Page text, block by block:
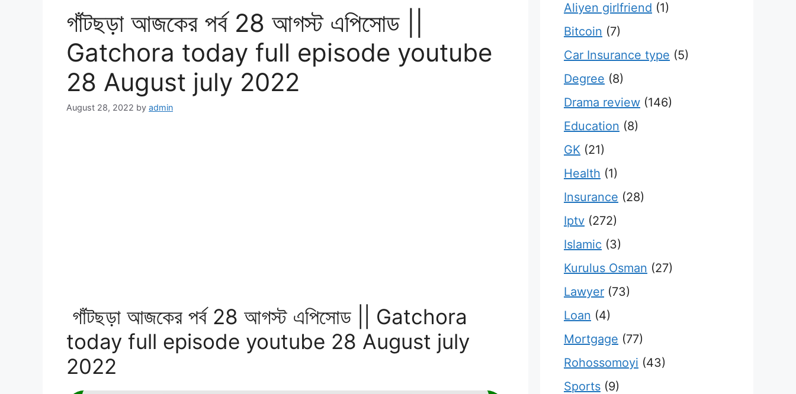
গাঁটছড়া আজকের পর্ব 28 আগস্ট এপিসোড ||
Gatchora today full episode youtube
28 August july 2022
August 28, 2022 by admin
গাঁটছড়া আজকের পর্ব 28 আগস্ট এপিসোড || Gatchora
today full episode youtube 28 August july
2022
Aliyen girlfriend (1)
Bitcoin (7)
Car Insurance type (5)
Degree (8)
Drama review (146)
Education (8)
GK (21)
Health (1)
Insurance (28)
Iptv (272)
Islamic (3)
Kurulus Osman (27)
Lawyer (73)
Loan (4)
Mortgage (77)
Rohossomoyi (43)
Sports (9)